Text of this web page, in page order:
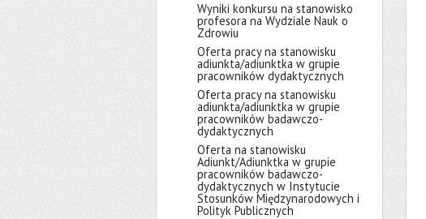
Wyniki konkursu na stanowisko
profesora na Wydziale Nauk o
Zdrowiu
Oferta pracy na stanowisku
adiunkta/adiunktka w grupie
pracowników dydaktycznych
Oferta pracy na stanowisku
adiunkta/adiunktka w grupie
pracowników badawczo-
dydaktycznych
Oferta na stanowisku
Adiunkt/Adiunktka w grupie
pracowników badawczo-
dydaktycznych w Instytucie
Stosunków Międzynarodowych i
Polityk Publicznych